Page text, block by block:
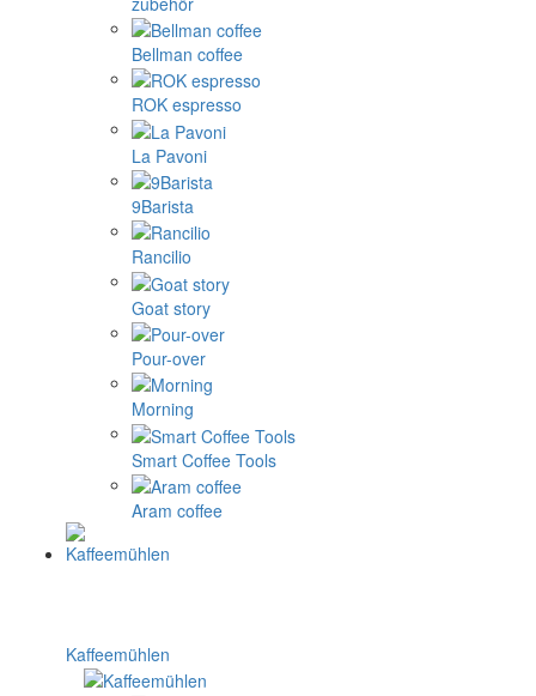
Bellman coffee
ROK espresso
La Pavoni
9Barista
Rancilio
Goat story
Pour-over
Morning
Smart Coffee Tools
Aram coffee
Kaffeemühlen